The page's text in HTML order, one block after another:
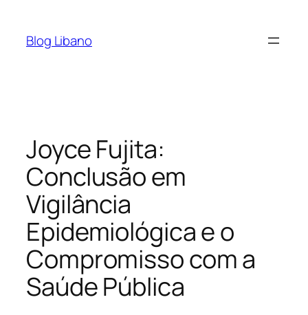
Blog Libano
Joyce Fujita:
Conclusão em
Vigilância
Epidemiológica e o
Compromisso com a
Saúde Pública